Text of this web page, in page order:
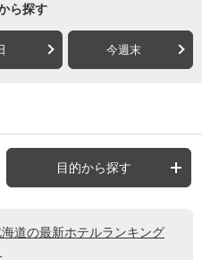
ら探す
今週末
目的から探す
道の最新ホテルランキング